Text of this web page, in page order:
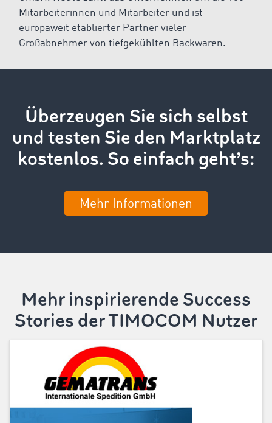
Mitarbeiterinnen und Mitarbeiter und ist
europaweit etablierter Partner vieler
Großabnehmer von tiefgekühlten Backwaren.
Überzeugen Sie sich selbst
und testen Sie den Marktplatz
kostenlos. So einfach geht’s:
Mehr Informationen
Mehr inspirierende Success
Stories der TIMOCOM Nutzer